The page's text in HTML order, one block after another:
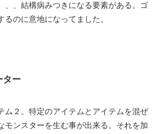
、、結構病みつきになる要素がある。ゴ
るのに意地になってました。
ター
ム２。特定のアイテムとアイテムを混ぜ
モンスターを生む事が出来る。それを加